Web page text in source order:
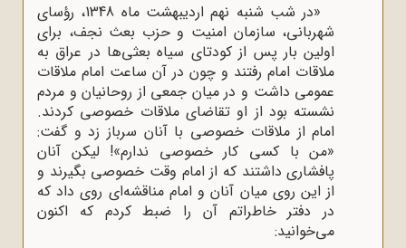
«در شب شنبه نهم اردیبهشت ماه 1348، رؤسای
شهربانی، سازمان امنیت و حزب بعث نجف، برای
اولین بار پس از کودتای سیاه بعثی‌ها در عراق به
ملاقات امام رفتند و چون در آن ساعت امام ملاقات
عمومی داشت و در میان جمعی از روحانیان و مردم
نشسته بود از او تقاضای ملاقات خصوصی کردند.
امام از ملاقات خصوصی با آنان سرباز زد و گفت:
«من با کسی کار خصوصی ندارم»! لیکن آنان
پافشاری داشتند که از امام وقت خصوصی بگیرند و
از این روی میان آنان و امام مناقشه‌ای روی داد که
در دفتر خاطراتم آن را ضبط کردم که اکنون
می‌خوانید: